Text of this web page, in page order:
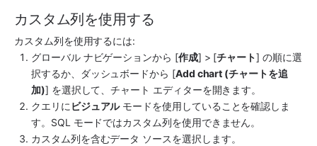
カスタム列を使用する
カスタム列を使用するには:
グローバル ナビゲーションから [作成] > [チャート] の順に選
択するか、ダッシュボードから [Add chart (チャートを追
加)] を選択して、チャート エディターを開きます。
クエリに ビジュアル モードを使用していることを確認しま
す。SQL モードではカスタム列を使用できません。
カスタム列を含むデータ ソースを選択します。